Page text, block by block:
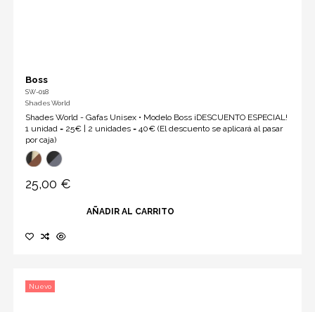
Boss
SW-018
Shades World
Shades World - Gafas Unisex • Modelo Boss ¡DESCUENTO ESPECIAL!
1 unidad = 25€ | 2 unidades = 40€ (El descuento se aplicará al pasar
por caja)
25,00 €
AÑADIR AL CARRITO
Nuevo